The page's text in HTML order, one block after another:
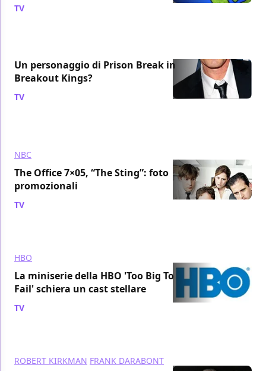
TV
Un personaggio di Prison Break in
Breakout Kings?
TV
NBC
The Office 7×05, “The Sting”: foto
promozionali
TV
HBO
La miniserie della HBO 'Too Big To
Fail' schiera un cast stellare
TV
ROBERT KIRKMAN FRANK DARABONT